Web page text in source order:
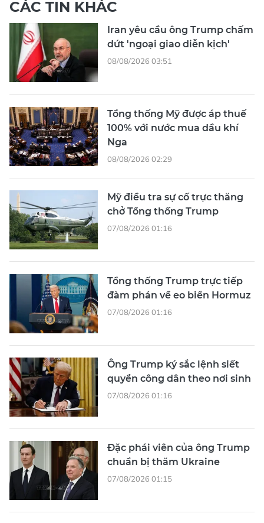
CÁC TIN KHÁC
Iran yêu cầu ông Trump chấm
dứt 'ngoại giao diễn kịch'
08/08/2026 03:51
Tổng thống Mỹ được áp thuế
100% với nước mua dầu khí
Nga
08/08/2026 02:29
Mỹ điều tra sự cố trực thăng
chở Tổng thống Trump
07/08/2026 01:16
Tổng thống Trump trực tiếp
đàm phán về eo biển Hormuz
07/08/2026 01:16
Ông Trump ký sắc lệnh siết
quyền công dân theo nơi sinh
07/08/2026 01:16
Đặc phái viên của ông Trump
chuẩn bị thăm Ukraine
07/08/2026 01:15